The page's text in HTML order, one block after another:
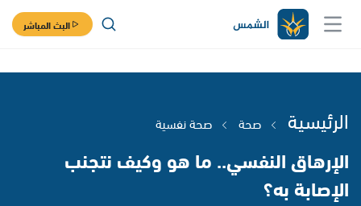
البث المباشر
الرئيسية صحة صحة نفسية
الإرهاق النفسي.. ما هو وكيف نتجنب
الإصابة به؟